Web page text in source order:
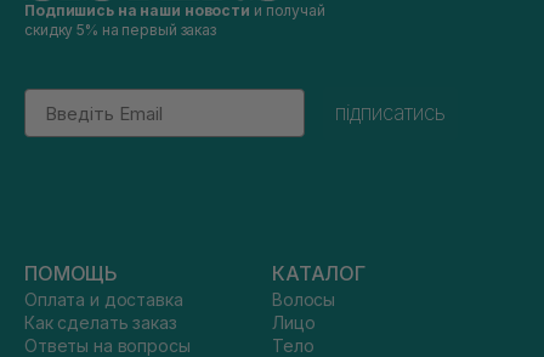
Подпишись на наши новости и получай
скидку 5% на первый заказ
Email
підписатись
ПОМОЩЬ
Оплата и доставка
Как сделать заказ
Ответы на вопросы
КАТАЛОГ
Волосы
Лицо
Тело